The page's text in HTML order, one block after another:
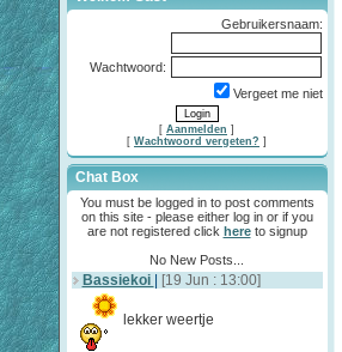
Gebruikersnaam:
Wachtwoord:
Vergeet me niet
[ Aanmelden ]
[ Wachtwoord vergeten? ]
Chat Box
You must be logged in to post comments
on this site - please either log in or if you
are not registered click hereto signup
No New Posts...
Bassiekoi [19 Jun : 13:00]
lekker weertje